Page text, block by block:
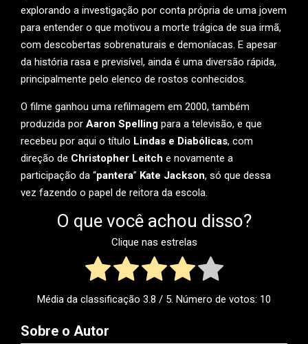
explorando a investigação por conta própria de uma jovem
para entender o que motivou a morte trágica de sua irmã,
com descobertas sobrenaturais e demoníacas. E apesar
da história rasa e previsível, ainda é uma diversão rápida,
principalmente pelo elenco de rostos conhecidos.
O filme ganhou uma refilmagem em 2000, também
produzida por Aaron Spelling para a televisão, e que
recebeu por aqui o título Lindas e Diabólicas, com
direção de Christopher Leitch e novamente a
participação da “pantera” Kate Jackson, só que dessa
vez fazendo o papel de reitora da escola.
O que você achou disso?
Clique nas estrelas
Média da classificação 3.8 / 5. Número de votos: 10
Sobre o Autor